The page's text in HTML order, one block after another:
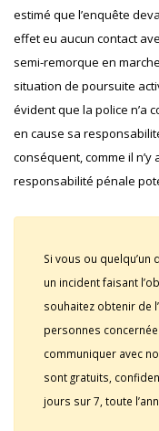
estimé que l’enquête
effet eu aucun contact
semi-remorque en
situation de poursuite
évident que la police n’a
en cause sa
conséquent, comme il
responsabilité pénale
Si vous ou
un incident faisant
souhaitez obtenir de
personnes
communiquer avec
sont gratuits,
jours sur 7, toute